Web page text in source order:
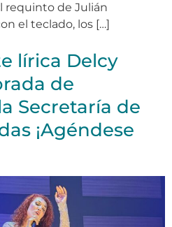
requinto de Julián
el teclado, los […]
lírica Delcy
de
Secretaría de
¡Agéndese